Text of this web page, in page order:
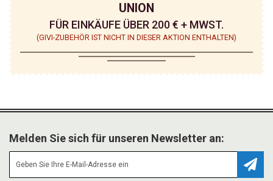
UNION
FÜR EINKÄUFE ÜBER 200 € + MWST.
(GIVI-ZUBEHÖR IST NICHT IN DIESER AKTION ENTHALTEN)
Melden Sie sich für unseren Newsletter an: